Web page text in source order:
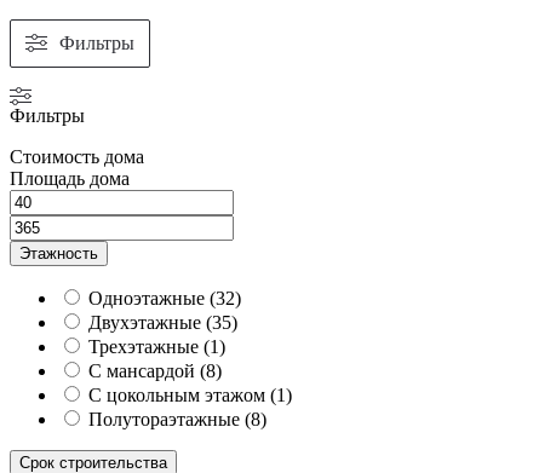
Фильтры
Фильтры
Стоимость дома
Площадь дома
Этажность
Одноэтажные (32)
Двухэтажные (35)
Трехэтажные (1)
С мансардой (8)
С цокольным этажом (1)
Полутораэтажные (8)
Срок строительства